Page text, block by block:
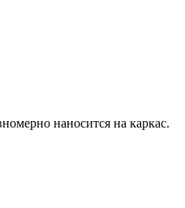
наносится на каркас.